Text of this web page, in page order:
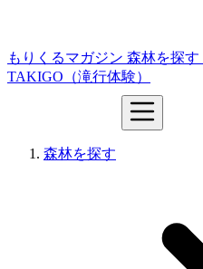
もりくるマガジン 森林を探す
TAKIGO（滝行体験）
森林を探す